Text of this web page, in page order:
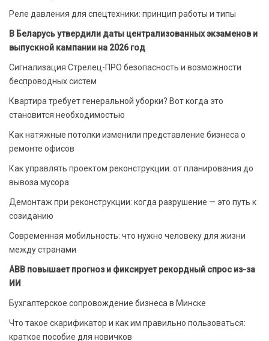
Реле давления для спецтехники: принцип работы и типы
В Беларусь утвердили даты централизованных экзаменов и
выпускной кампании на 2026 год
Сигнализация Стрелец-ПРО безопасность и возможности
беспроводных систем
Квартира требует генеральной уборки? Вот когда это
становится необходимостью
Как натяжные потолки изменили представление бизнеса о
ремонте офисов
Как управлять проектом реконструкции: от планирования до
вывоза мусора
Демонтаж при реконструкции: когда разрушение — это путь к
созиданию
Современная мобильность: что нужно человеку для жизни
между странами
ABB повышает прогноз и фиксирует рекордный спрос из-за
ИИ
Бухгалтерское сопровождение бизнеса в Минске
Что такое скарификатор и как им правильно пользоваться:
краткое пособие для новичков